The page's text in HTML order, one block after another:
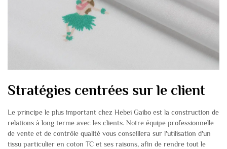
Stratégies centrées sur le client
Le principe le plus important chez Hebei Gaibo est la construction de
relations à long terme avec les clients. Notre équipe professionnelle
de vente et de contrôle qualité vous conseillera sur l'utilisation d'un
tissu particulier en coton TC et ses raisons, afin de rendre tout le